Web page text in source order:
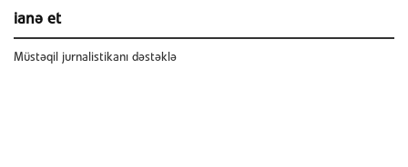
ianə et
Müstəqil jurnalistikanı dəstəklə